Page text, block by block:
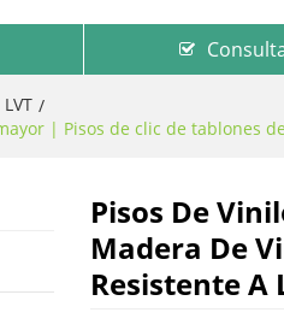
/
| Pisos de clic de tablones
Pisos De
Madera De
Resistente A